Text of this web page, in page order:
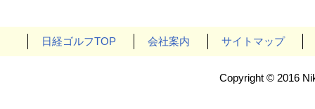
日経ゴルフTOP 会社案内 サイトマップ
Copyright © 2016